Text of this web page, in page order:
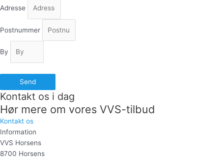
Adresse
Postnummer
By
Send
Kontakt os i dag
Hør mere om vores VVS-tilbud
Kontakt os
Information
VVS Horsens
8700 Horsens